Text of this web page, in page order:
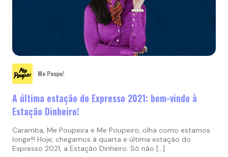
Me Poupe!
A última estação do Expresso 2021: bem-vindo à
Estação Dinheiro!
Caramba, Me Poupeira e Me Poupeiro, olha como estamos
longe!!! Hoje, chegamos à quarta e última estação do
Expresso 2021, a Estação Dinheiro. Só não […]